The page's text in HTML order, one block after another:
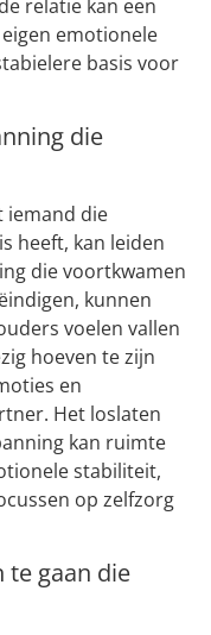
relatie kan een
emotionele
basis voor
die
iemand die
heeft, kan leiden
die voortkwamen
kunnen
voelen vallen
hoeven te zijn
en
Het loslaten
kan ruimte
stabiliteit,
op zelfzorg
te gaan die